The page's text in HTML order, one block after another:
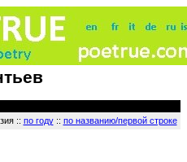
:: по году:: по названию/первой строке